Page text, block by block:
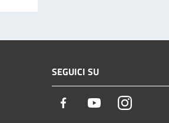
SEGUICI SU
Facebook YoutubeInstagram